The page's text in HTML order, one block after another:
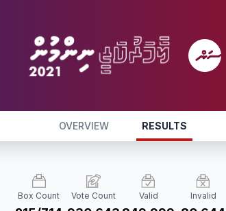
RESULTS
OVERVIEW
Box Count Vote Count Valid Invalid